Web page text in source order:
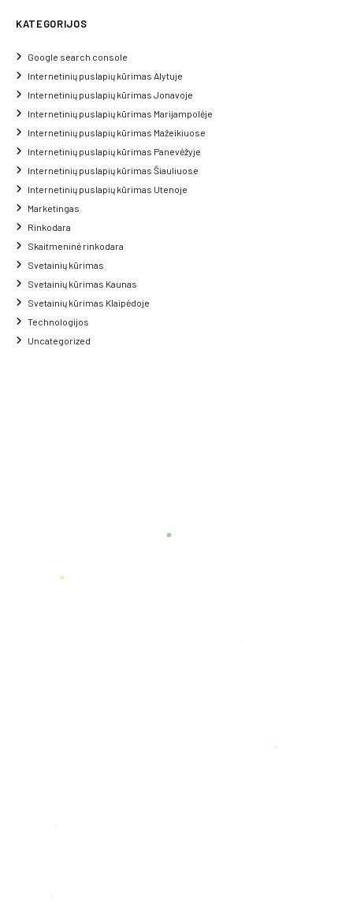
KATEGORIJOS
Google search console
Internetinių puslapių kūrimas Alytuje
Internetinių puslapių kūrimas Jonavoje
Internetinių puslapių kūrimas Marijampolėje
Internetinių puslapių kūrimas Mažeikiuose
Internetinių puslapių kūrimas Panevėžyje
Internetinių puslapių kūrimas Šiauliuose
Internetinių puslapių kūrimas Utenoje
Marketingas
Rinkodara
Skaitmeninė rinkodara
Svetainių kūrimas
Svetainių kūrimas Kaunas
Svetainių kūrimas Klaipėdoje
Technologijos
Uncategorized